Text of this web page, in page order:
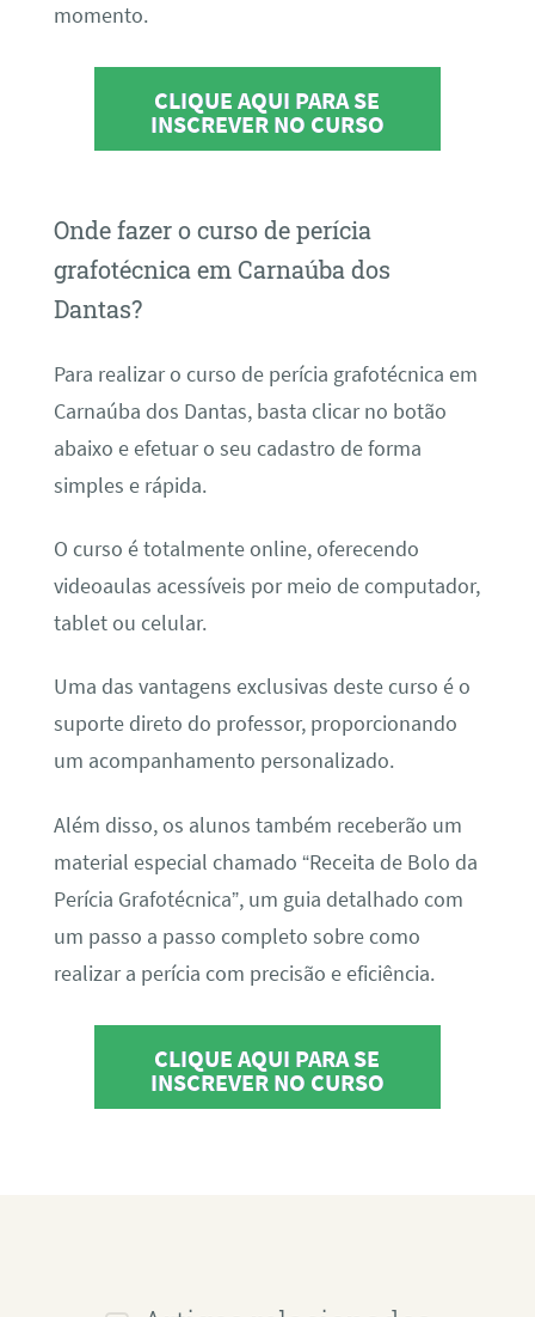
momento.
CLIQUE AQUI PARA SE
INSCREVER NO CURSO
Onde fazer o curso de perícia
grafotécnica em Carnaúba dos
Dantas?
Para realizar o curso de perícia grafotécnica em
Carnaúba dos Dantas, basta clicar no botão
abaixo e efetuar o seu cadastro de forma
simples e rápida.
O curso é totalmente online, oferecendo
videoaulas acessíveis por meio de computador,
tablet ou celular.
Uma das vantagens exclusivas deste curso é o
suporte direto do professor, proporcionando
um acompanhamento personalizado.
Além disso, os alunos também receberão um
material especial chamado “Receita de Bolo da
Perícia Grafotécnica”, um guia detalhado com
um passo a passo completo sobre como
realizar a perícia com precisão e eficiência.
CLIQUE AQUI PARA SE
INSCREVER NO CURSO